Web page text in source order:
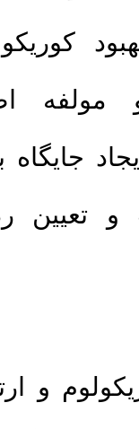
و مولفه
جایگاه
تعیین
و